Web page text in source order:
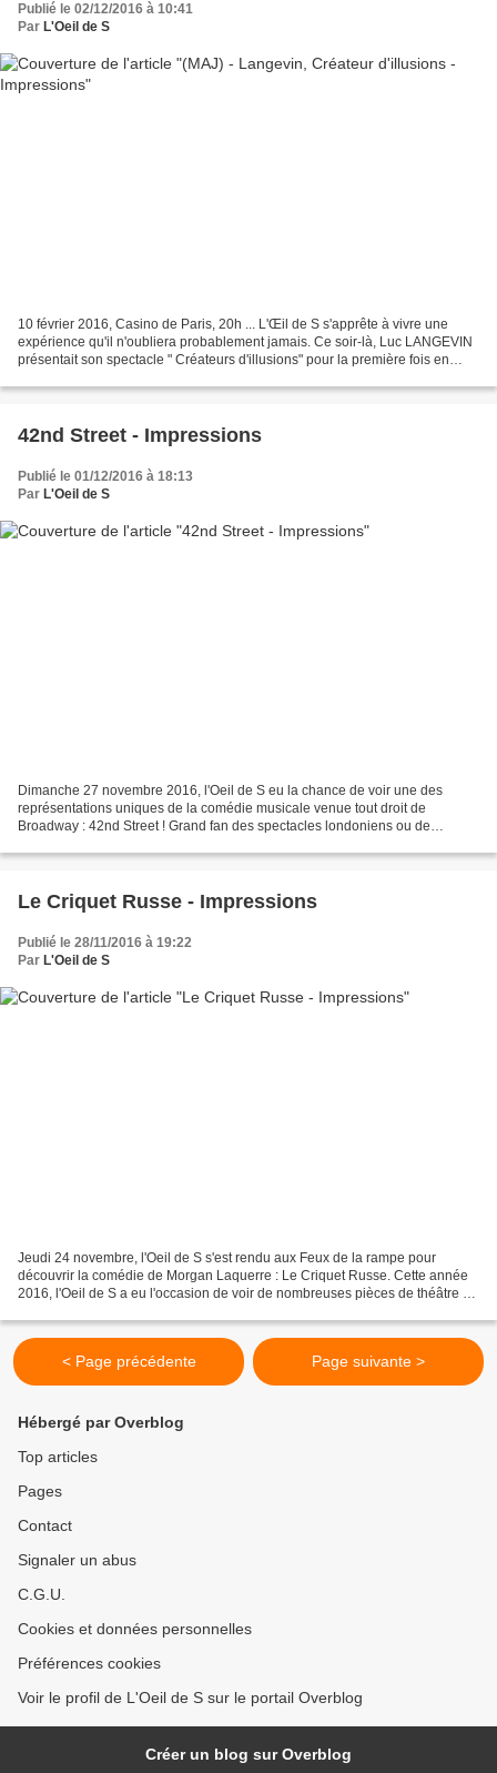
Publié le 02/12/2016 à 10:41
Par L'Oeil de S
10 février 2016, Casino de Paris, 20h ... L'Œil de S s'apprête à vivre une
expérience qu'il n'oubliera probablement jamais. Ce soir-là, Luc LANGEVIN
présentait son spectacle " Créateurs d'illusions" pour la première fois en
42nd Street - Impressions
Publié le 01/12/2016 à 18:13
Par L'Oeil de S
Dimanche 27 novembre 2016, l'Oeil de S eu la chance de voir une des
représentations uniques de la comédie musicale venue tout droit de
Broadway : 42nd Street ! Grand fan des spectacles londoniens ou de
Le Criquet Russe - Impressions
Publié le 28/11/2016 à 19:22
Par L'Oeil de S
Jeudi 24 novembre, l'Oeil de S s'est rendu aux Feux de la rampe pour
découvrir la comédie de Morgan Laquerre : Le Criquet Russe. Cette année
2016, l'Oeil de S a eu l'occasion de voir de nombreuses pièces de théâtre et
< Page précédente Page suivante >
Hébergé par Overblog
Top articles
Pages
Contact
Signaler un abus
C.G.U.
Cookies et données personnelles
Préférences cookies
Voir le profil de L'Oeil de S sur le portail Overblog
Créer un blog sur Overblog